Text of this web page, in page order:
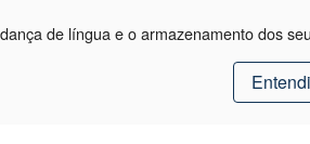
de língua e o armazenamento dos
Entendi